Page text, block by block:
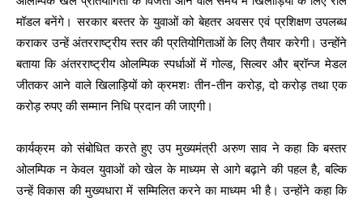
मॉडल बनेंगे। सरकार बस्तर के युवाओं को बेहतर अवसर एवं प्रशिक्षण उपलब्ध
कराकर उन्हें अंतरराष्ट्रीय स्तर की प्रतियोगिताओं के लिए तैयार करेगी। उन्होंने
बताया कि अंतरराष्ट्रीय ओलम्पिक स्पर्धाओं में गोल्ड, सिल्वर और ब्रॉन्ज मेडल
जीतकर आने वाले खिलाड़ियों को क्रमशः तीन-तीन करोड़, दो करोड़ तथा एक
करोड़ रुपए की सम्मान निधि प्रदान की जाएगी।
कार्यक्रम को संबोधित करते हुए उप मुख्यमंत्री अरुण साव ने कहा कि बस्तर
ओलम्पिक न केवल युवाओं को खेल के माध्यम से आगे बढ़ाने की पहल है, बल्कि
उन्हें विकास की मुख्यधारा में सम्मिलित करने का माध्यम भी है। उन्होंने कहा कि